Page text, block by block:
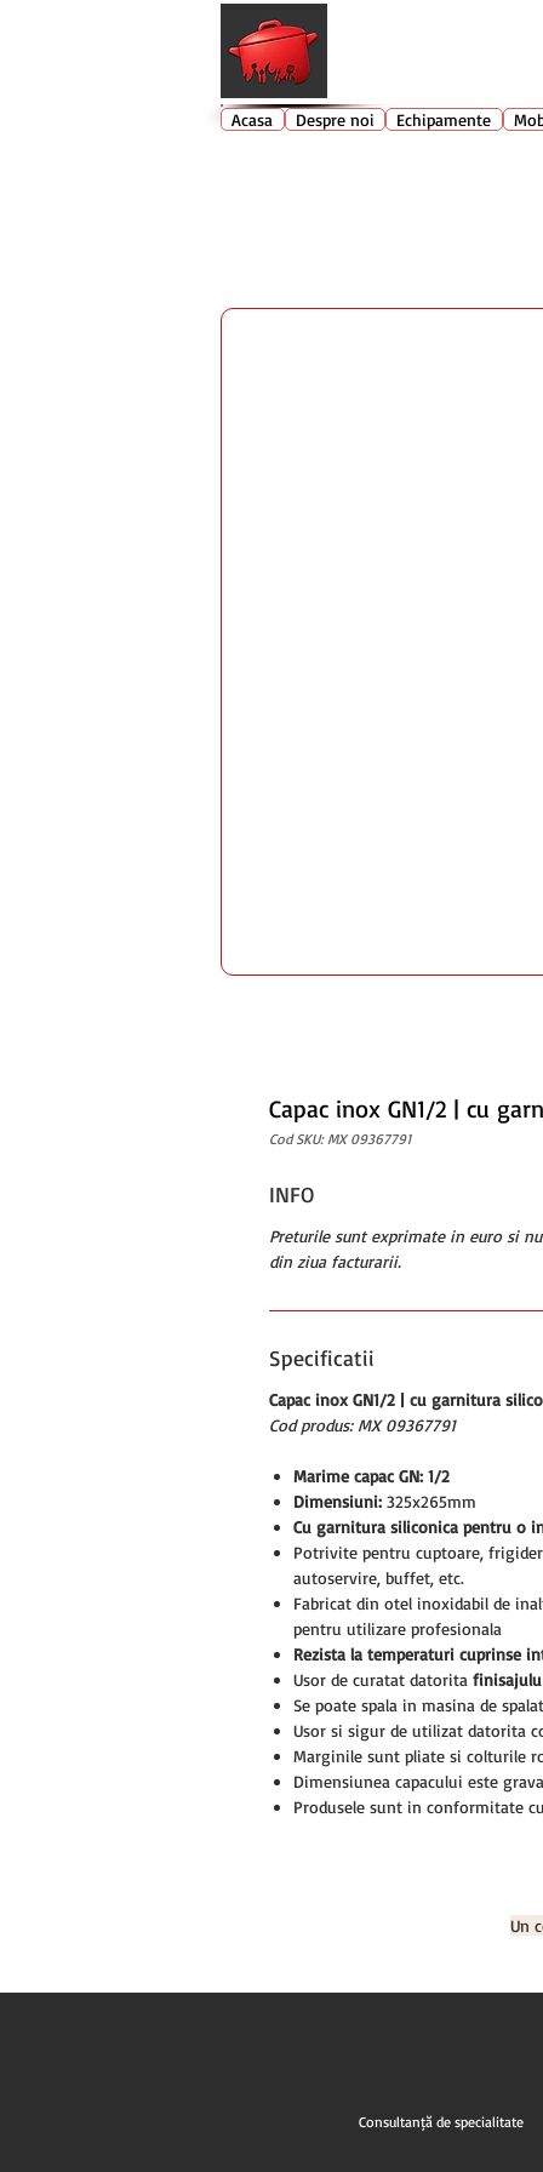
Capac inox GN1/2 | cu
Cod SKU: MX 09367791
INFO
Preturile sunt exprimate in euro si nu
din ziua facturarii.
Specificatii
Capac inox GN1/2 | cu garnitura
Cod produs: MX 09367791
Marime capac GN: 1/2
Dimensiuni: 325x265mm
Cu garnitura siliconica pentru o
Potrivite pentru cuptoare,
autoservire, buffet, etc.
Fabricat din otel inoxidabil de
pentru utilizare profesionala
Rezista la temperaturi cuprinse
Usor de curatat datorita
Se poate spala in masina de
Usor si sigur de utilizat datorita
Marginile sunt pliate si colturile
Dimensiunea capacului este
Produsele sunt in conformitate
Un
Consultanță de specialitate
Acasa Despre noi Echipamente